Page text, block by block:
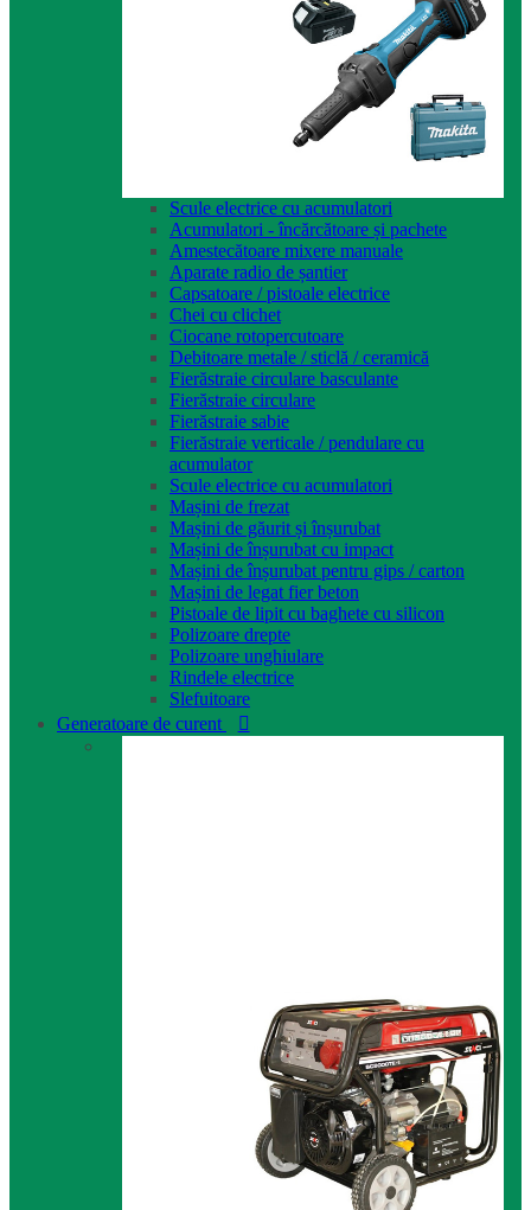
Scule electrice cu acumulatori
Acumulatori - încărcătoare și pachete
Amestecătoare mixere manuale
Aparate radio de șantier
Capsatoare / pistoale electrice
Chei cu clichet
Ciocane rotopercutoare
Debitoare metale / sticlă / ceramică
Fierăstraie circulare basculante
Fierăstraie circulare
Fierăstraie sabie
Fierăstraie verticale / pendulare cu
acumulator
Scule electrice cu acumulatori
Mașini de frezat
Mașini de găurit și înșurubat
Mașini de înșurubat cu impact
Mașini de înșurubat pentru gips / carton
Mașini de legat fier beton
Pistoale de lipit cu baghete cu silicon
Polizoare drepte
Polizoare unghiulare
Rindele electrice
Slefuitoare
Generatoare de curent